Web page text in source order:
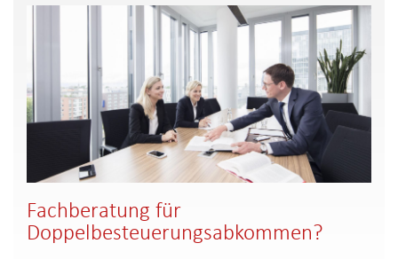
Fachberatung für
Doppelbesteuerungsabkommen?